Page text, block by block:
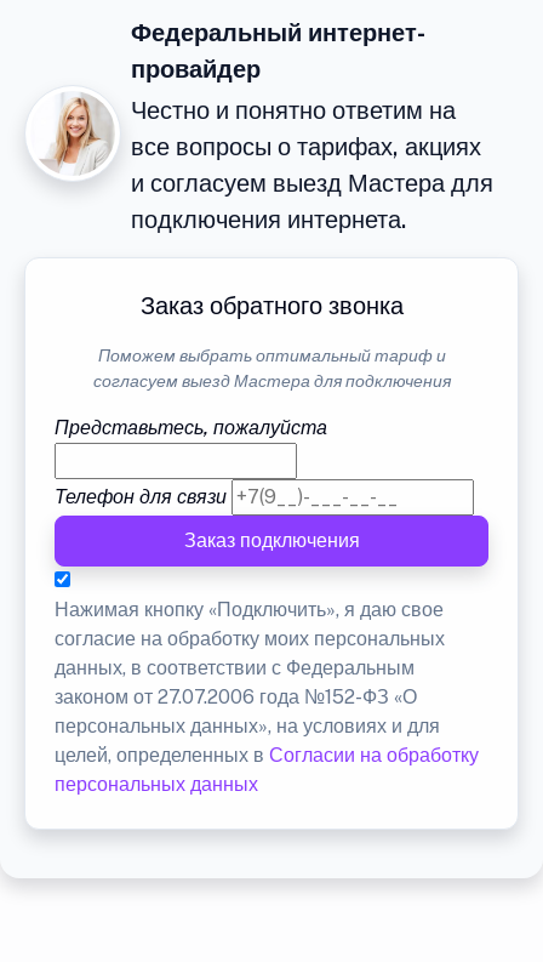
Федеральный интернет-
провайдер
Честно и понятно ответим на
все вопросы о тарифах, акциях
и согласуем выезд Мастера для
подключения интернета.
Заказ обратного звонка
Поможем выбрать оптимальный тариф и
согласуем выезд Мастера для подключения
Представьтесь, пожалуйста
Телефон для связи
Заказ подключения
Нажимая кнопку «Подключить», я даю свое
согласие на обработку моих персональных
данных, в соответствии с Федеральным
законом от 27.07.2006 года №152-ФЗ «О
персональных данных», на условиях и для
целей, определенных в Согласии на обработку
персональных данных